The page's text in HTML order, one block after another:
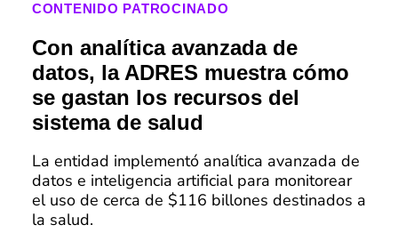
CONTENIDO PATROCINADO
Con analítica avanzada de
datos, la ADRES muestra cómo
se gastan los recursos del
sistema de salud
La entidad implementó analítica avanzada de
datos e inteligencia artificial para monitorear
el uso de cerca de $116 billones destinados a
la salud.